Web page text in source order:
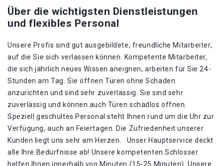
Über die wichtigsten Dienstleistungen
und flexibles Personal
Unsere Profis sind gut ausgebildete, freundliche Mitarbeiter,
auf die Sie sich verlassen können. Kompetente Mitarbeiter,
die sich jährlich neues Wissen aneignen, arbeiten für Sie 24-
Stunden am Tag. Sie öffnen Türen ohne Schaden
anzurichten und sind sehr zuverlässig. Sie sind sehr
zuverlässig und können auch Türen schadlos öffnen.
Speziell geschultes Personal steht Ihnen rund um die Uhr zur
Verfügung, auch an Feiertagen. Die Zufriedenheit unserer
Kunden liegt uns sehr am Herzen. . Unser Hauptservice deckt
alle Ihre Bedürfnisse ab! Unsere kompetenten Schlosser
helfen Ihnen innerhalb von Minuten (15-25 Minuten). Unsere